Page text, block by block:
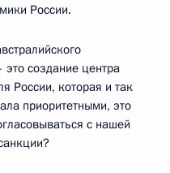
России.
это создание центра
России, которая и так
приоритетными, это
с нашей